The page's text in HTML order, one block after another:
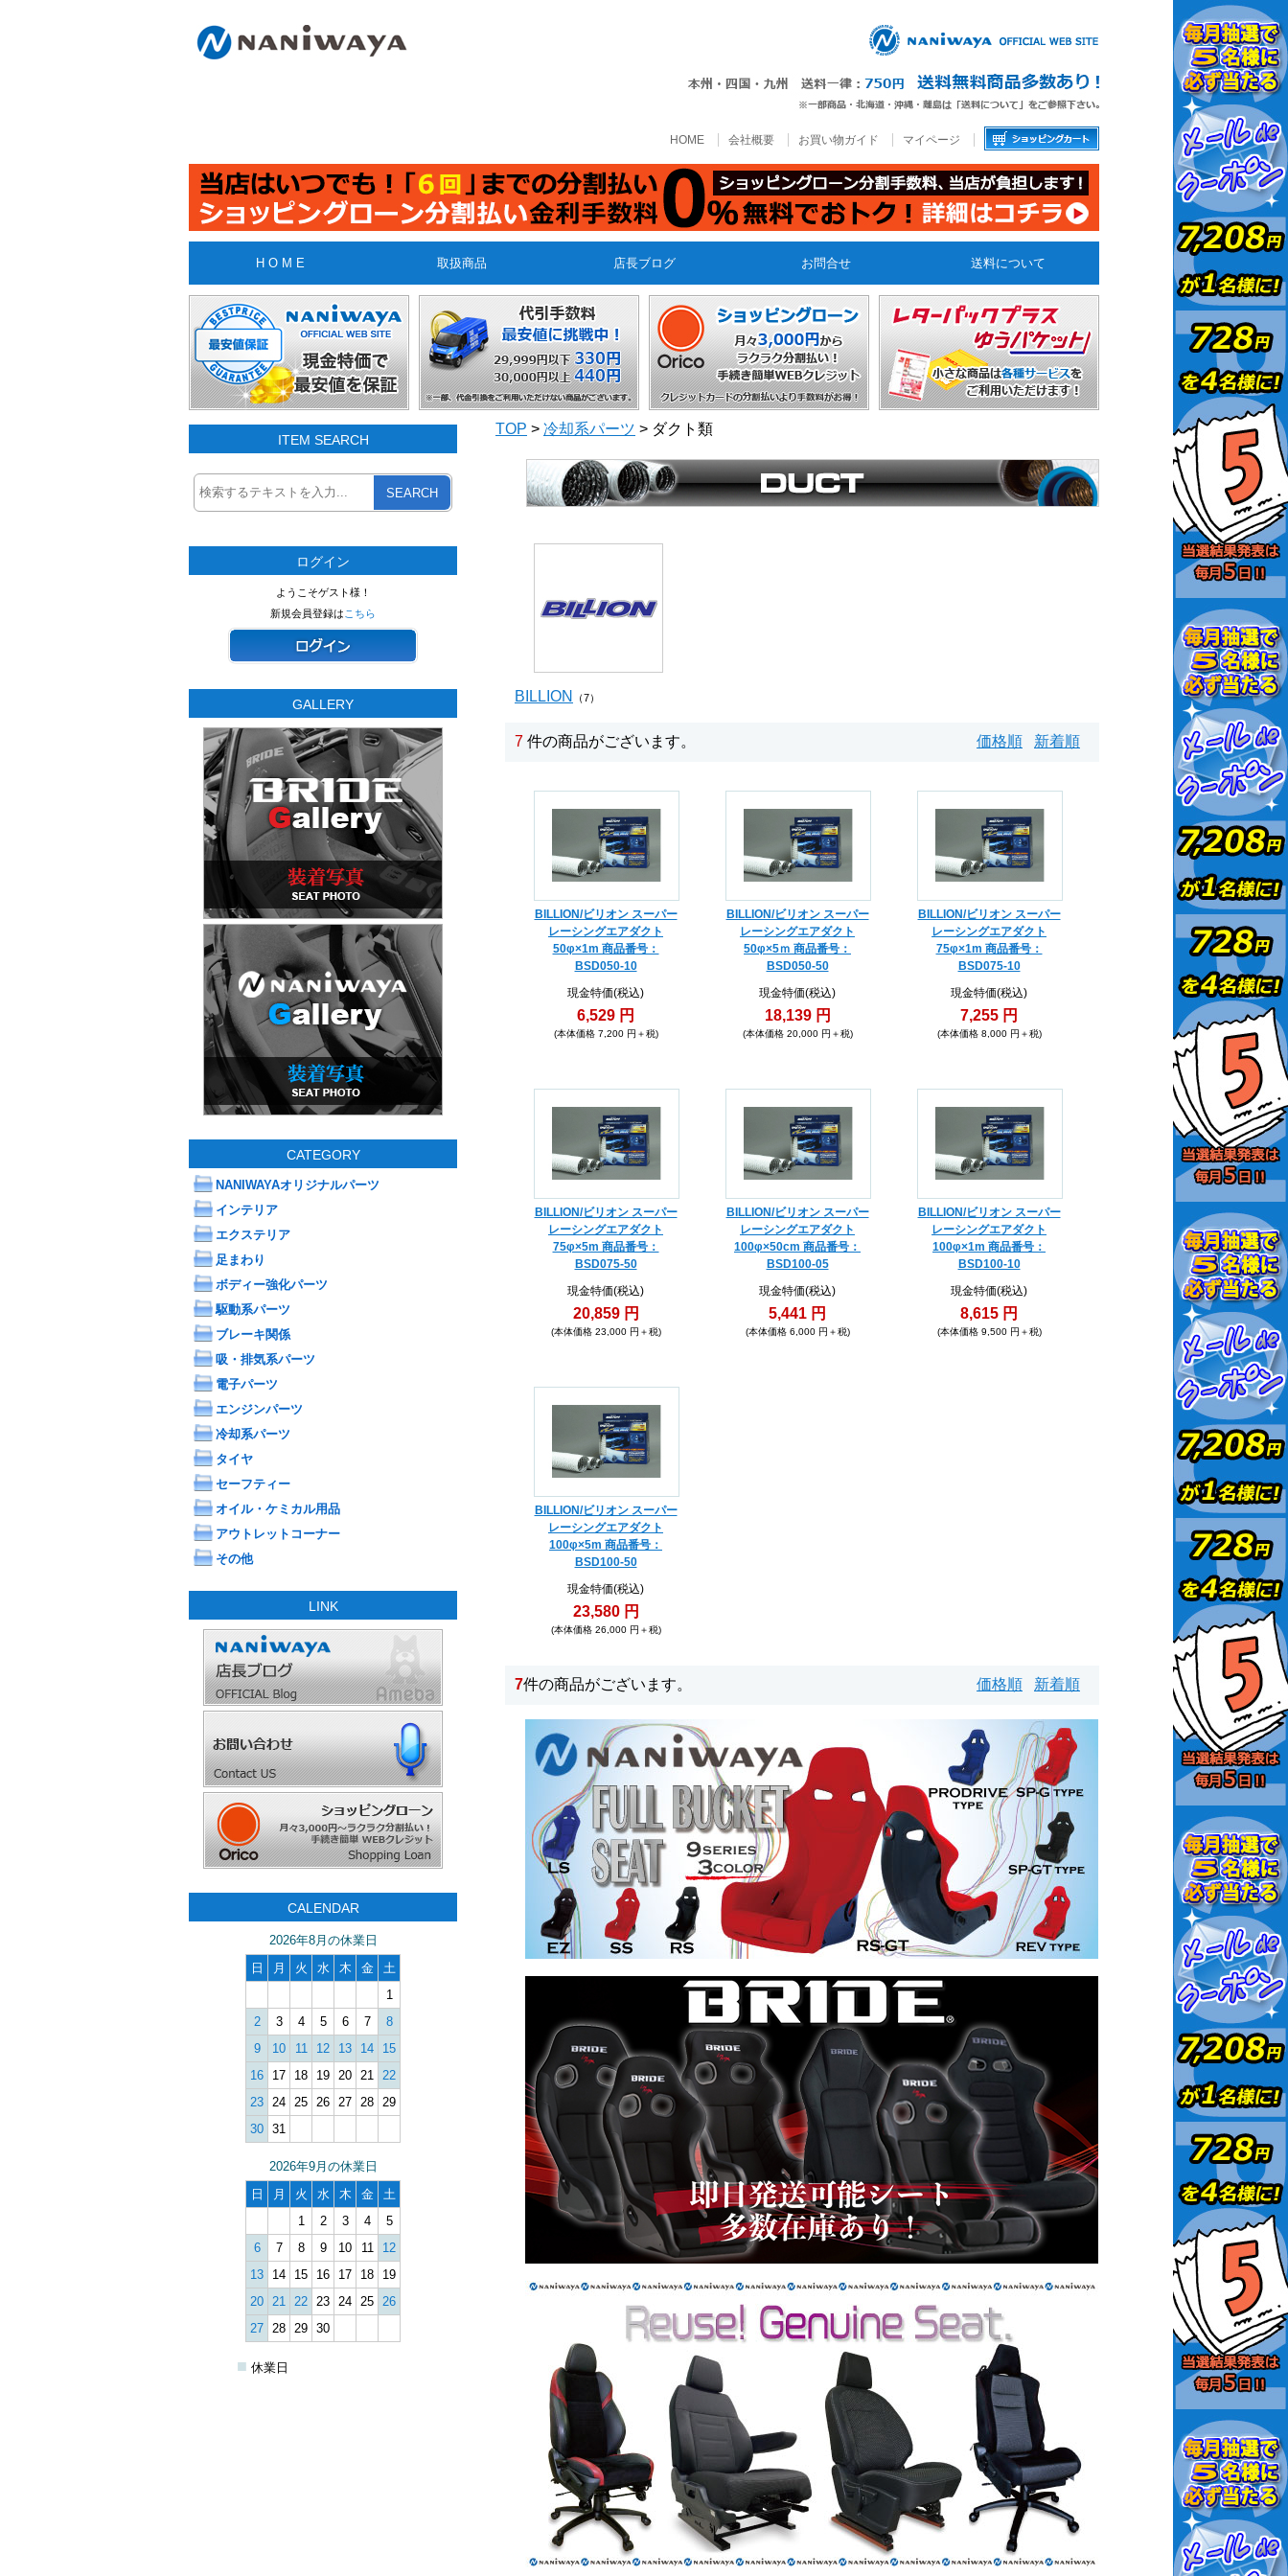
HOME 会社概要 お買い物ガイド マイページ
H O M E 取扱商品 店長ブログ お問合せ 送料について
ITEM SEARCH
SEARCH
ログイン
ようこそゲスト様！
新規会員登録は こちら
GALLERY
CATEGORY
NANIWAYAオリジナルパーツ
インテリア
エクステリア
足まわり
ボディー強化パーツ
駆動系パーツ
ブレーキ関係
吸・排気系パーツ
電子パーツ
エンジンパーツ
冷却系パーツ
タイヤ
セーフティー
オイル・ケミカル用品
アウトレットコーナー
その他
LINK
CALENDAR
2026年8月の休業日
日
月 火 水 木 金
土
1
2
3 4 5 6 7
8
9
10 11 12 13 14
15
16
17 18 19 20 21 22
23 24 25 26 27 28 29
30 31
2026年9月の休業日
日
月 火 水 木 金
土
1
2 3 4
5
6
7 8 9 10 11
12
13
14 15 16 17 18
19
20 21 22 23 24 25 26
27 28 29 30
■ 休業日
TOP > 冷却系パーツ > ダクト類
BILLION （7）
7 件の商品がございます。 価格順 新着順
BILLION/ビリオン スーパー
レーシングエアダクト
50φ×1m 商品番号：
BSD050-10
現金特価(税込)
6,529 円
(本体価格 7,200 円＋税)
BILLION/ビリオン スーパー
レーシングエアダクト
50φ×5ｍ 商品番号：
BSD050-50
現金特価(税込)
18,139 円
(本体価格 20,000 円＋税)
BILLION/ビリオン スーパー
レーシングエアダクト
75φ×1m 商品番号：
BSD075-10
現金特価(税込)
7,255 円
(本体価格 8,000 円＋税)
BILLION/ビリオン スーパー
レーシングエアダクト
75φ×5m 商品番号：
BSD075-50
現金特価(税込)
20,859 円
(本体価格 23,000 円＋税)
BILLION/ビリオン スーパー
レーシングエアダクト
100φ×50cm 商品番号：
BSD100-05
現金特価(税込)
5,441 円
(本体価格 6,000 円＋税)
BILLION/ビリオン スーパー
レーシングエアダクト
100φ×1m 商品番号：
BSD100-10
現金特価(税込)
8,615 円
(本体価格 9,500 円＋税)
BILLION/ビリオン スーパー
レーシングエアダクト
100φ×5m 商品番号：
BSD100-50
現金特価(税込)
23,580 円
(本体価格 26,000 円＋税)
7件の商品がございます。 価格順 新着順